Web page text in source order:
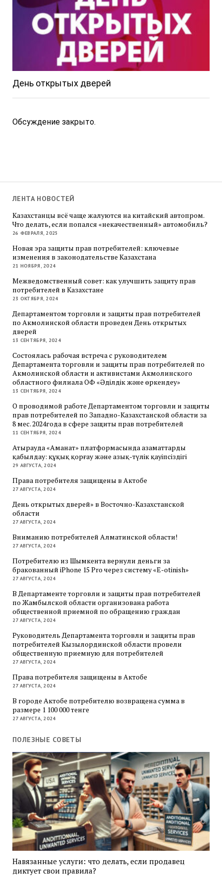
День открытых дверей
Обсуждение закрыто.
ЛЕНТА НОВОСТЕЙ
Казахстанцы всё чаще жалуются на китайский автопром.
Что делать, если попался «некачественный» автомобиль?
26 ФЕВРАЛЯ, 2025
Новая эра защиты прав потребителей: ключевые
изменения в законодательстве Казахстана
21 НОЯБРЯ, 2024
Межведомственный совет: как улучшить защиту прав
потребителей в Казахстане
23 ОКТЯБРЯ, 2024
Департаментом торговли и защиты прав потребителей
по Акмолинской области проведен День открытых
дверей
13 СЕНТЯБРЯ, 2024
Состоялась рабочая встреча с руководителем
Департамента торговли и защиты прав потребителей по
Акмолинской области и активистами Акмолинского
областного филиала ОФ «Әділдік және өркендеу»
13 СЕНТЯБРЯ, 2024
О проводимой работе Департаментом торговли и защиты
прав потребителей по Западно-Казахстанской области за
8 мес. 2024года в сфере защиты прав потребителей
11 СЕНТЯБРЯ, 2024
Атырауда «Аманат» платформасында азаматтарды
қабылдау: құқық қорғау және азық-түлік қауіпсіздігі
29 АВГУСТА, 2024
Права потребителя защищены в Актобе
27 АВГУСТА, 2024
День открытых дверей» в Восточно-Казахстанской
области
27 АВГУСТА, 2024
Вниманию потребителей Алматинской области!
27 АВГУСТА, 2024
Потребителю из Шымкента вернули деньги за
бракованный iPhone 15 Pro через систему «E-otinish»
27 АВГУСТА, 2024
В Департаменте торговли и защиты прав потребителей
по Жамбылской области организована работа
общественной приемной по обращению граждан
27 АВГУСТА, 2024
Руководитель Департамента торговли и защиты прав
потребителей Кызылординской области провели
общественную приемную для потребителей
27 АВГУСТА, 2024
Права потребителя защищены в Актобе
27 АВГУСТА, 2024
В городе Актобе потребителю возвращена сумма в
размере 1 100 000 тенге
27 АВГУСТА, 2024
ПОЛЕЗНЫЕ СОВЕТЫ
Навязанные услуги: что делать, если продавец
диктует свои правила?